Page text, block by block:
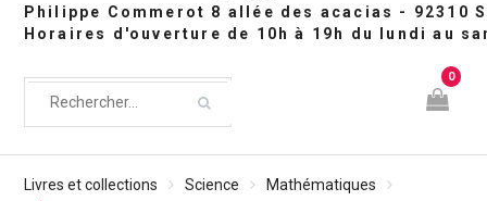
0
Livres et collections Science
Mathématiques